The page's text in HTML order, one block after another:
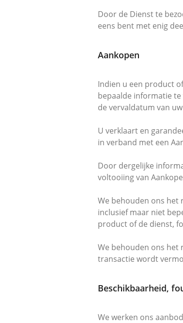
Door de Dienst te
eens bent met enig
Aankopen
Indien u een product
bepaalde informatie
de vervaldatum van
U verklaart en
in verband met een
Door dergelijke
voltooiing van
We behouden ons het
inclusief maar niet
product of de dienst,
We behouden ons het
transactie wordt
Beschikbaarheid,
We werken ons